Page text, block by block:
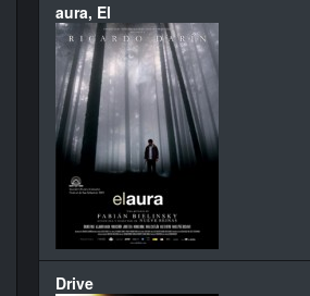
aura, El
Drive